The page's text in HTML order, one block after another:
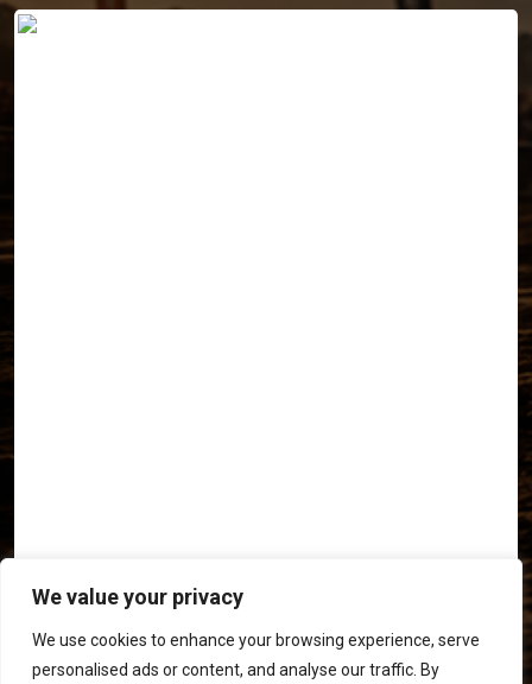
We value your privacy
We use cookies to enhance your browsing experience, serve
personalised ads or content, and analyse our traffic. By